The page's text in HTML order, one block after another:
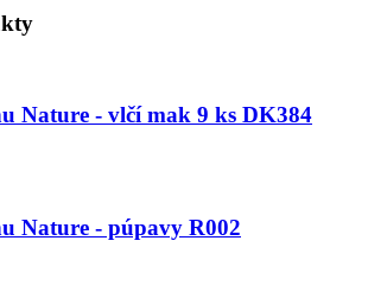
Nature - vlčí mak 9 ks DK384
Nature - púpavy R002